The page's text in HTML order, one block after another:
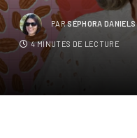
PARSÉPHORA DANIELS
4 MINUTES DE LECTURE